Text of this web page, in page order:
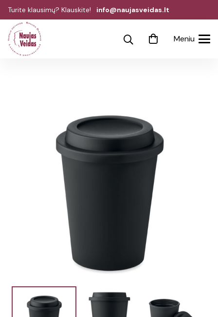
Turite klausimų? Klauskite! info@naujasveidas.lt
Meniu